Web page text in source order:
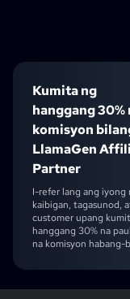
Kumita ng
hanggang 30%
komisyon
LlamaGen
Partner
I-refer lang ang iyong
kaibigan, tagasunod,
customer upang
hanggang 30% na
na komisyon habang-